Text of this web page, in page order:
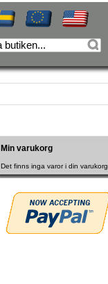
Min varukorg
Det finns inga varor i din varukorg.